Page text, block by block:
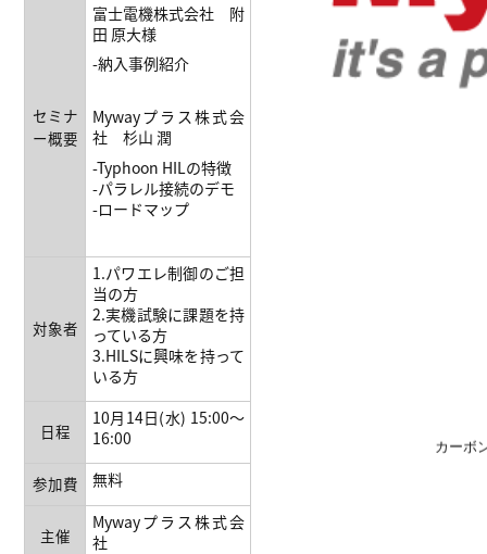
カーボ
セミナ
ー概要
富士電機株式会社 附
田 原大様
-納入事例紹介
Mywayプラス株式会
社 杉山 潤
-Typhoon HILの特徴
-パラレル接続のデモ
-ロードマップ
対象者
1.パワエレ制御のご担
当の方
2.実機試験に課題を持
っている方
3.HILSに興味を持って
いる方
日程
10月14日(水) 15:00〜
16:00
参加費 無料
主催
Mywayプラス株式会
社